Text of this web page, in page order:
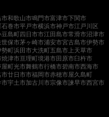
市和歌山市鳴門市富津市下関市
石巻市平戸市横浜市神戸市江戸川区
豆島町四日市市江田島市常滑市沼津市
世保市茅ヶ崎市浦安市宮古島市伊勢市
勢町浜田市大洗町五島市 上天草市
焼津市亘理町境港市田原市臼杵市
屋町光市舞鶴市行橋市碧南市西海市
市廿日市市福岡市赤穂市屋久島町
市宇土市加古川市宗像市諫早市西宮市